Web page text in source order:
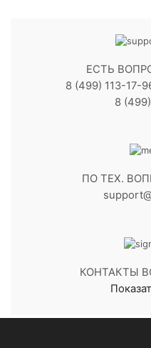
ЕСТЬ
8 (499) 113-17-
8
ПО ТЕХ.
КОНТАКТЫ